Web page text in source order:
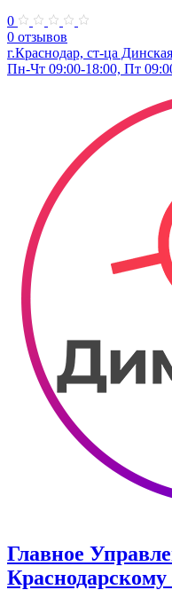
0
0 отзывов
г.Краснодар, ст-ца
Пн-Чт 09:00-18:00, Пт
Главное